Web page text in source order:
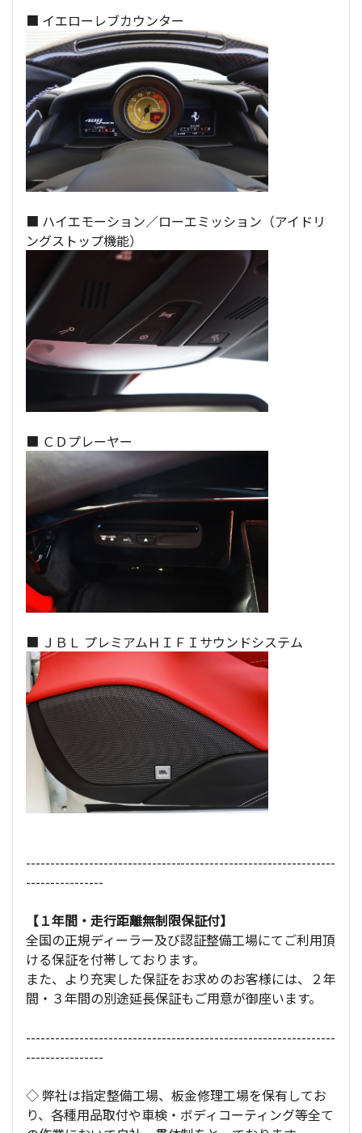
■ イエローレブカウンター
■ ハイエモーション／ローエミッション（アイドリ
ングストップ機能）
■ ＣＤプレーヤー
■ ＪＢＬ プレミアムＨＩＦＩサウンドシステム
----------------------------------------------------------------
----------------
【１年間・走行距離無制限保証付】
全国の正規ディーラー及び認証整備工場にてご利用頂
ける保証を付帯しております。
また、より充実した保証をお求めのお客様には、２年
間・３年間の別途延長保証もご用意が御座います。
----------------------------------------------------------------
----------------
◇ 弊社は指定整備工場、板金修理工場を保有してお
り、各種用品取付や車検・ボディコーティング等全て